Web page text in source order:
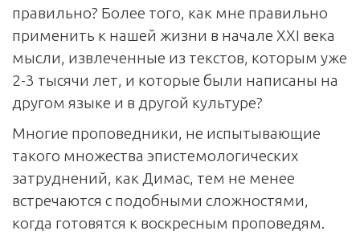
правильно? Более того, как мне правильно
применить к нашей жизни в начале XXI века
мысли, извлеченные из текстов, которым уже
2-3 тысячи лет, и которые были написаны на
другом языке и в другой культуре?
Многие проповедники, не испытывающие
такого множества эпистемологических
затруднений, как Димас, тем не менее
встречаются с подобными сложностями,
когда готовятся к воскресным проповедям.